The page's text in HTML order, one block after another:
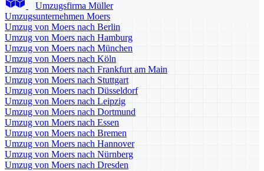
Umzugsfirma Müller
Umzugsunternehmen Moers
Umzug von Moers nach Berlin
Umzug von Moers nach Hamburg
Umzug von Moers nach München
Umzug von Moers nach Köln
Umzug von Moers nach Frankfurt am Main
Umzug von Moers nach Stuttgart
Umzug von Moers nach Düsseldorf
Umzug von Moers nach Leipzig
Umzug von Moers nach Dortmund
Umzug von Moers nach Essen
Umzug von Moers nach Bremen
Umzug von Moers nach Hannover
Umzug von Moers nach Nürnberg
Umzug von Moers nach Dresden